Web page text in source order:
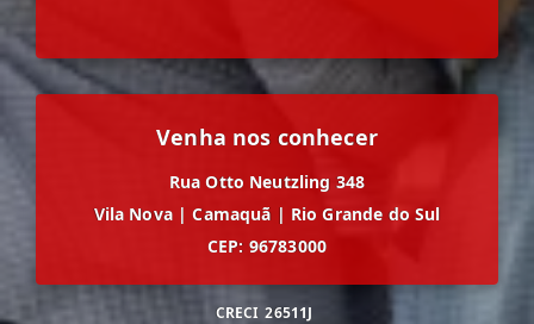
Venha nos conhecer
Rua Otto Neutzling 348
Vila Nova | Camaquã | Rio Grande do Sul
CEP: 96783000
CRECI 26511J